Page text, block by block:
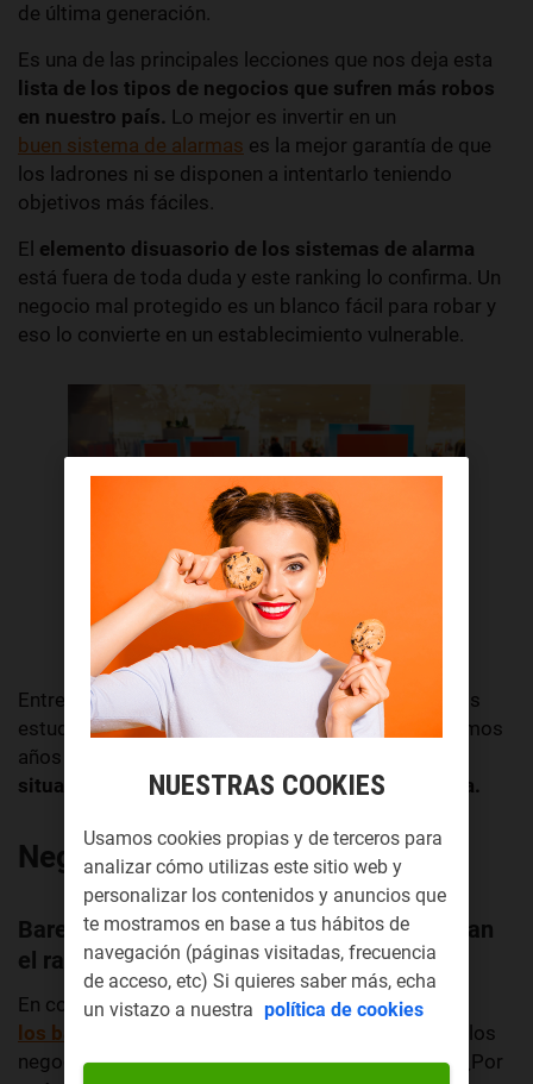
de última generación.
Es una de las principales lecciones que nos deja esta
lista de los tipos de negocios que sufren más robos
en nuestro país. Lo mejor es invertir en un
buen sistema de alarmas es la mejor garantía de que
los ladrones ni se disponen a intentarlo teniendo
objetivos más fáciles.
El elemento disuasorio de los sistemas de alarma
está fuera de toda duda y este ranking lo confirma. Un
negocio mal protegido es un blanco fácil para robar y
eso lo convierte en un establecimiento vulnerable.
Entre los datos del Ministerio del Interior y diversos
estudios de las empresas de seguridad en los últimos
años podemos obtener una
situación de los robos en los negocios en España.
Negocios con más robos
Bares, restaurantes y tiendas de ropa lideran
el ranking
En contra de lo que cabría esperar son
los bares y restaurantes
, así como los comercios los
negocios que lideran la lista de los más robados. ¿Por
NUESTRAS COOKIES
Usamos cookies propias y de terceros para
analizar cómo utilizas este sitio web y
personalizar los contenidos y anuncios que
te mostramos en base a tus hábitos de
navegación (páginas visitadas, frecuencia
de acceso, etc) Si quieres saber más, echa
un vistazo a nuestra política de cookies